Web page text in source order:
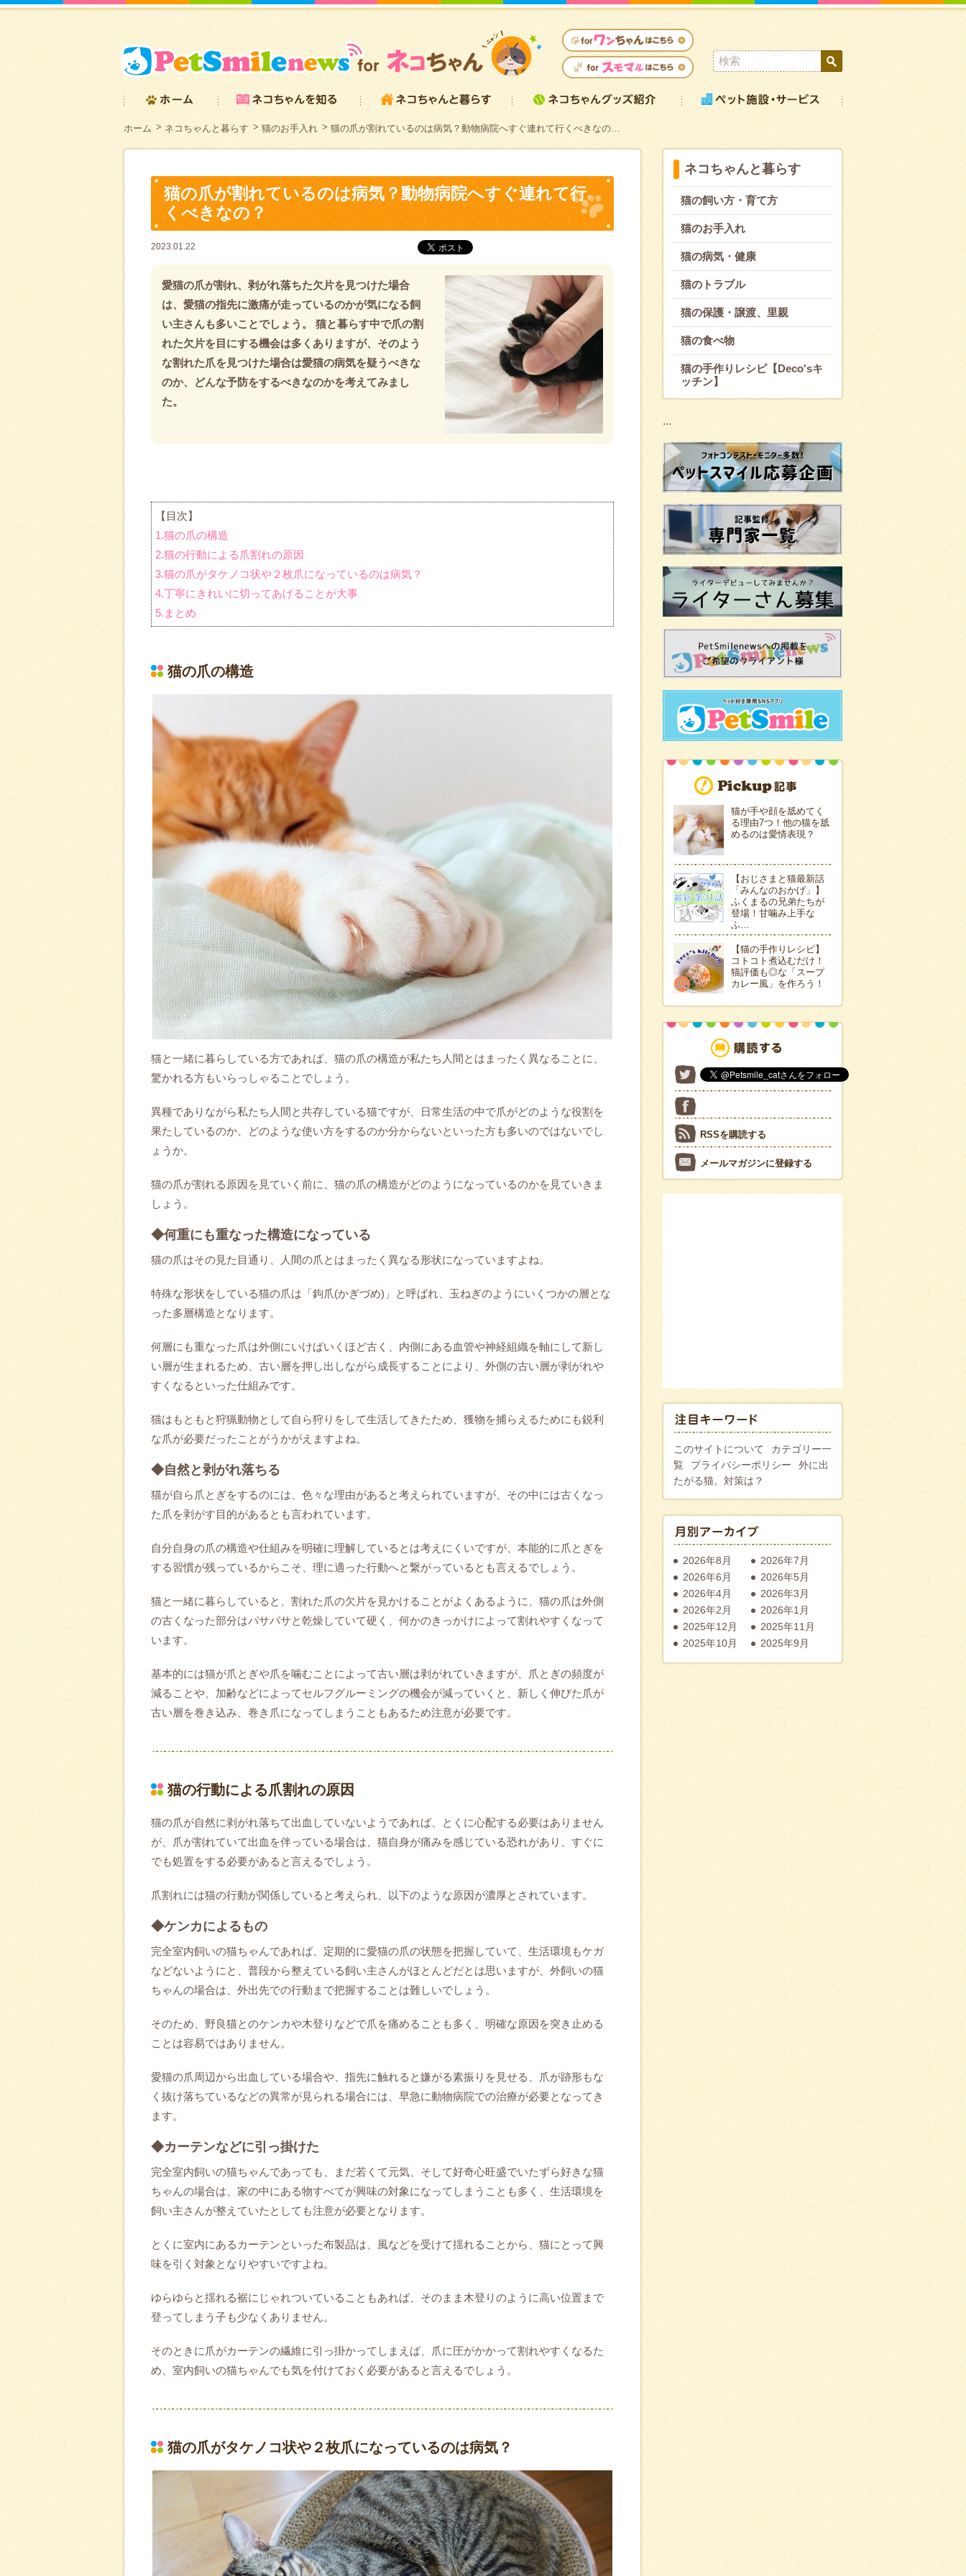
ホーム ネコちゃんと暮らす 猫のお手入れ 猫の爪が割れているのは病気？動物病院へすぐ連れて行くべきなの…
猫の爪が割れているのは病気？動物病院へすぐ連れて行
くべきなの？
2023.01.22
愛猫の爪が割れ、剥がれ落ちた欠片を見つけた場合
は、愛猫の指先に激痛が走っているのかが気になる飼
い主さんも多いことでしょう。 猫と暮らす中で爪の割
れた欠片を目にする機会は多くありますが、そのよう
な割れた爪を見つけた場合は愛猫の病気を疑うべきな
のか、どんな予防をするべきなのかを考えてみまし
た。
【目次】
1.猫の爪の構造
2.猫の行動による爪割れの原因
3.猫の爪がタケノコ状や２枚爪になっているのは病気？
4.丁寧にきれいに切ってあげることが大事
5.まとめ
猫の爪の構造
猫と一緒に暮らしている方であれば、猫の爪の構造が私たち人間とはまったく異なることに、
驚かれる方もいらっしゃることでしょう。
異種でありながら私たち人間と共存している猫ですが、日常生活の中で爪がどのような役割を
果たしているのか、どのような使い方をするのか分からないといった方も多いのではないでし
ょうか。
猫の爪が割れる原因を見ていく前に、猫の爪の構造がどのようになっているのかを見ていきま
しょう。
◆何重にも重なった構造になっている
猫の爪はその見た目通り、人間の爪とはまったく異なる形状になっていますよね。
特殊な形状をしている猫の爪は「鉤爪(かぎづめ)」と呼ばれ、玉ねぎのようにいくつかの層とな
った多層構造となります。
何層にも重なった爪は外側にいけばいくほど古く、内側にある血管や神経組織を軸にして新し
い層が生まれるため、古い層を押し出しながら成長することにより、外側の古い層が剥がれや
すくなるといった仕組みです。
猫はもともと狩猟動物として自ら狩りをして生活してきたため、獲物を捕らえるためにも鋭利
な爪が必要だったことがうかがえますよね。
◆自然と剥がれ落ちる
猫が自ら爪とぎをするのには、色々な理由があると考えられていますが、その中には古くなっ
た爪を剥がす目的があるとも言われています。
自分自身の爪の構造や仕組みを明確に理解しているとは考えにくいですが、本能的に爪とぎを
する習慣が残っているからこそ、理に適った行動へと繋がっているとも言えるでしょう。
猫と一緒に暮らしていると、割れた爪の欠片を見かけることがよくあるように、猫の爪は外側
の古くなった部分はパサパサと乾燥していて硬く、何かのきっかけによって割れやすくなって
います。
基本的には猫が爪とぎや爪を噛むことによって古い層は剥がれていきますが、爪とぎの頻度が
減ることや、加齢などによってセルフグルーミングの機会が減っていくと、新しく伸びた爪が
古い層を巻き込み、巻き爪になってしまうこともあるため注意が必要です。
猫の行動による爪割れの原因
猫の爪が自然に剥がれ落ちて出血していないようであれば、とくに心配する必要はありません
が、爪が割れていて出血を伴っている場合は、猫自身が痛みを感じている恐れがあり、すぐに
でも処置をする必要があると言えるでしょう。
爪割れには猫の行動が関係していると考えられ、以下のような原因が濃厚とされています。
◆ケンカによるもの
完全室内飼いの猫ちゃんであれば、定期的に愛猫の爪の状態を把握していて、生活環境もケガ
などないようにと、普段から整えている飼い主さんがほとんどだとは思いますが、外飼いの猫
ちゃんの場合は、外出先での行動まで把握することは難しいでしょう。
そのため、野良猫とのケンカや木登りなどで爪を痛めることも多く、明確な原因を突き止める
ことは容易ではありません。
愛猫の爪周辺から出血している場合や、指先に触れると嫌がる素振りを見せる、爪が跡形もな
く抜け落ちているなどの異常が見られる場合には、早急に動物病院での治療が必要となってき
ます。
◆カーテンなどに引っ掛けた
完全室内飼いの猫ちゃんであっても、まだ若くて元気、そして好奇心旺盛でいたずら好きな猫
ちゃんの場合は、家の中にある物すべてが興味の対象になってしまうことも多く、生活環境を
飼い主さんが整えていたとしても注意が必要となります。
とくに室内にあるカーテンといった布製品は、風などを受けて揺れることから、猫にとって興
味を引く対象となりやすいですよね。
ゆらゆらと揺れる裾にじゃれついていることもあれば、そのまま木登りのように高い位置まで
登ってしまう子も少なくありません。
そのときに爪がカーテンの繊維に引っ掛かってしまえば、爪に圧がかかって割れやすくなるた
め、室内飼いの猫ちゃんでも気を付けておく必要があると言えるでしょう。
猫の爪がタケノコ状や２枚爪になっているのは病気？
ネコちゃんと暮らす
猫の飼い方・育て方
猫のお手入れ
猫の病気・健康
猫のトラブル
猫の保護・譲渡、里親
猫の食べ物
猫の手作りレシピ【Deco'sキ
ッチン】
...
猫が手や顔を舐めてく
る理由7つ！他の猫を舐
めるのは愛情表現？
【おじさまと猫最新話
「みんなのおかげ」】
ふくまるの兄弟たちが
登場！甘噛み上手な
ふ…
【猫の手作りレシピ】
コトコト煮込むだけ！
猫評価も◎な「スープ
カレー風」を作ろう！
RSSを購読する
メールマガジンに登録する
このサイトについて
カテゴリー一
覧
プライバシーポリシー
外に出
たがる猫。対策は？
2026年8月
2026年7月
2026年6月
2026年5月
2026年4月
2026年3月
2026年2月
2026年1月
2025年12月
2025年11月
2025年10月
2025年9月